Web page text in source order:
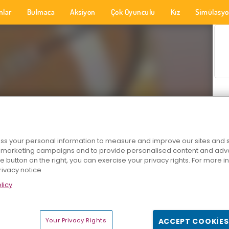
Bulmaca Aksiyon Çok Oyunculu Kız
your personal information to measure and improve our sites and
campaigns and to provide personalised content and
button on the right, you can exercise your privacy rights. For more
notice
Your Privacy Rights ACCEPT COOKIES